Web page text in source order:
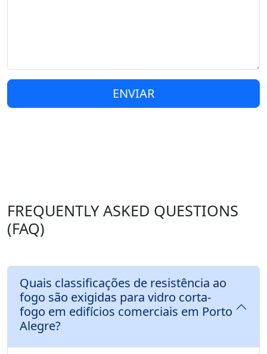
ENVIAR
FREQUENTLY ASKED QUESTIONS
(FAQ)
Quais classificações de resistência ao
fogo são exigidas para vidro corta-
fogo em edifícios comerciais em Porto
Alegre?